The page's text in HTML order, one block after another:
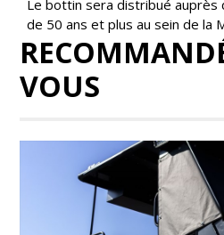
Le bottin sera distribué auprès
de 50 ans et plus au sein de la
VOUS